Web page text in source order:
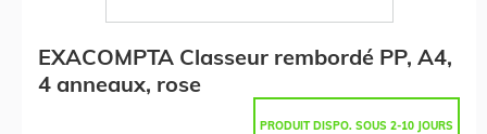
EXACOMPTA Classeur rembordé PP, A4,
4 anneaux, rose
PRODUIT DISPO. SOUS 2-10 JOURS